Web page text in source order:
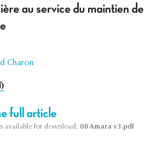
au service du maintien de
Charon
full article
available for download: 08 Amara v3.pdf